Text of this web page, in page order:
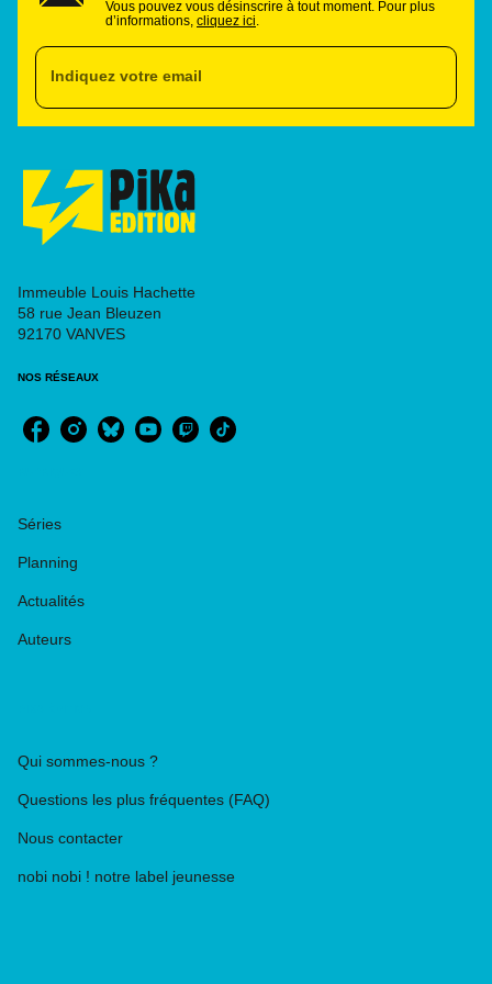
Vous pouvez vous désinscrire à tout moment. Pour plus
d’informations, cliquez ici.
Indiquez votre email
Immeuble Louis Hachette
58 rue Jean Bleuzen
92170 VANVES
NOS RÉSEAUX
Séries
Planning
Actualités
Auteurs
Qui sommes-nous ?
Questions les plus fréquentes (FAQ)
Nous contacter
nobi nobi ! notre label jeunesse